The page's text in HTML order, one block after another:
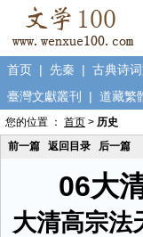
首页 | 先秦 | 古典诗
臺灣文獻叢刊
| 道藏繁
您的位置 ： 首页 > 历史
前一篇
返回目录 后一篇
06大
大清高宗法